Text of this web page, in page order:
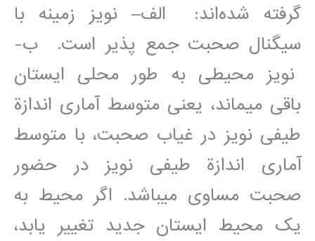
گرفته شده‌اند: الف– نويز زمينه با
سيگنال صحبت جمع پذير است. ب-
نويز محيطی به طور محلی ايستان
باقی مي‎ماند، يعنی متوسط آماری اندازة
طيفی نويز در غياب صحبت، با متوسط
آماری اندازة طيفی نويز در حضور
صحبت مساوی مي‎باشد. اگر محيط به
يک محيط ايستان جديد تغيير يابد،